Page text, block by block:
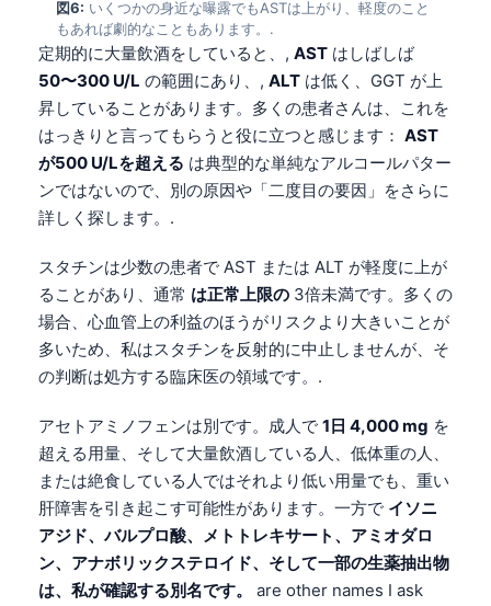
図6: いくつかの身近な曝露でもASTは上がり、軽度のこと
もあれば劇的なこともあります。.
定期的に大量飲酒をしていると、, AST はしばしば
50〜300 U/L の範囲にあり、, ALT は低く、GGT が上
昇していることがあります。多くの患者さんは、これを
はっきりと言ってもらうと役に立つと感じます： AST
が500 U/Lを超える は典型的な単純なアルコールパター
ンではないので、別の原因や「二度目の要因」をさらに
詳しく探します。.
スタチンは少数の患者で AST または ALT が軽度に上が
ることがあり、通常 は正常上限の 3倍未満です。多くの
場合、心血管上の利益のほうがリスクより大きいことが
多いため、私はスタチンを反射的に中止しませんが、そ
の判断は処方する臨床医の領域です。.
アセトアミノフェンは別です。成人で 1日 4,000 mg を
超える用量、そして大量飲酒している人、低体重の人、
または絶食している人ではそれより低い用量でも、重い
肝障害を引き起こす可能性があります。一方で イソニ
アジド、バルプロ酸、メトトレキサート、アミオダロ
ン、アナボリックステロイド、そして一部の生薬抽出物
は、私が確認する別名です。
are other names I ask
தமிழ்
ગુજરાતી
ಕನ್ನಡ
മലയാളം
Bahasa Melayu
Tagalog
ဗမာစာ
ភាសាខ្មែរ
Kiswahili
አማርኛ
Українська
O‘zbekcha
Català
Қазақ тілі
Suomi